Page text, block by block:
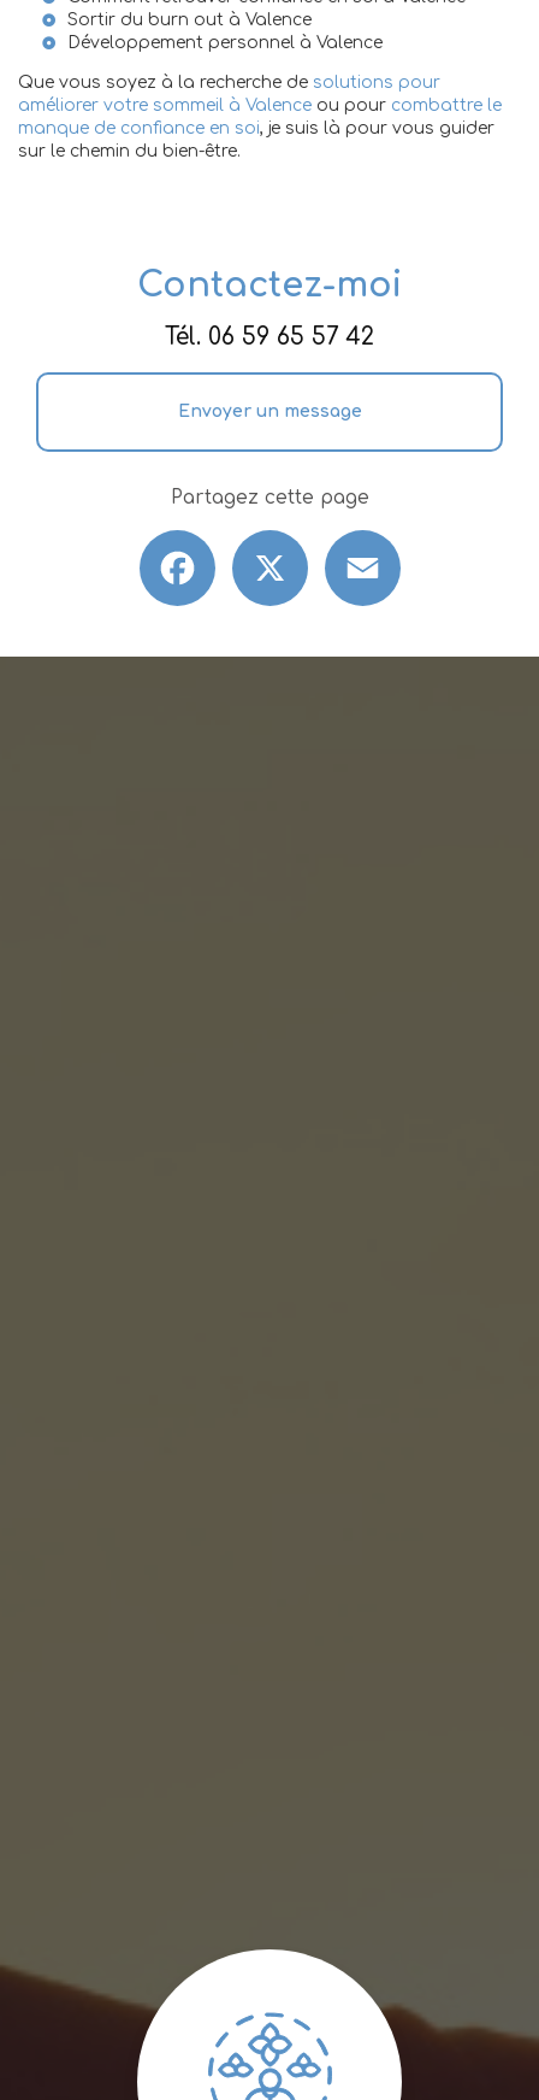
Sortir du burn out à Valence
Développement personnel à Valence
Que vous soyez à la recherche de solutions pour
améliorer votre sommeil à Valence ou pour combattre le
manque de confiance en soi, je suis là pour vous guider
sur le chemin du bien-être.
Contactez-moi
Tél. 06 59 65 57 42
Envoyer un message
Partagez cette page
Facebook